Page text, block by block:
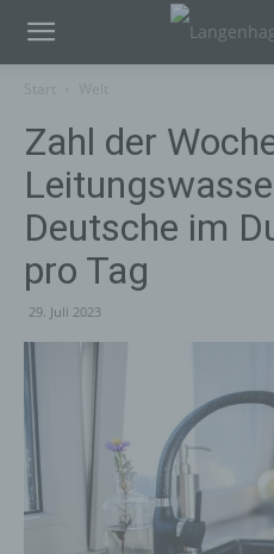
Zahl der
Deutsche im
pro Tag
29. Juli 2023